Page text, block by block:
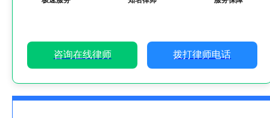
咨询在线律师 拨打律师电话